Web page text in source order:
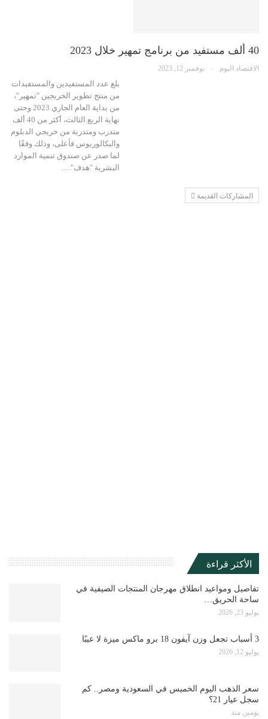
40 ألف مستفيد من برنامج تمهير خلال 2023
الاقتصاد اليوم نوفمبر 12, 2023
بلغ عدد المستفيدين والمستفيدات
من منتج تطوير الخريجين "تمهير"،
من بداية العام الجاري 2023 وحتى
نهاية الربع الثالث، أكثر من 40 ألف
متدرب ومتدربة من خريجي الدبلوم
والبكالوريوس فأعلى، وذلك وفقًا
لما صدر عن صندوق تنمية الموارد
البشرية "هدف".…
المشاركات القديمة
الأكثر قراءة
تفاصيل ومواعيد انطلاق مهرجان المنتجات الصيفية في
ساحة الحريق…
يوليو 23, 2026
3 أسباب تجعل وزن آيفون 18 برو ماكس ميزة لا عيبًا
يوليو 12, 2026
سعر الذهب اليوم الخميس في السعودية ومصر.. كم
سجل عيار 21؟
يومين منذ